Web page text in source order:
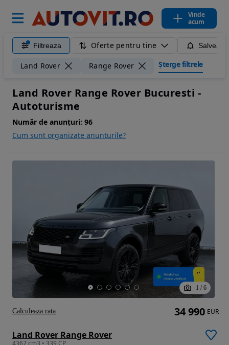
Vinde
acum
Filtreaza Oferte pentru tine
Land Rover Range Rover Șterge filtrele
Land Rover Range Rover Bucuresti -
Autoturisme
Număr de anunțuri: 96
Cum sunt organizate anunturile?
1 / 6
Land Rover Range Rover
4367 cm3 • 339 CP
34 990 EUR
Calculeaza rata